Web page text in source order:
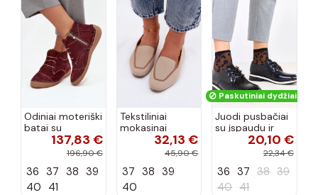
Odiniai moteriški
batai su
siūlėmis, pilies
tipo, Artiker
spalvos
137,83 €
196,90 €
36 37 38 39
40 41
Tekstiliniai
mokasinai
smėlio spalvos
32,13 €
45,90 €
37 38 39
40
Paskutiniai dydžiai!
Juodi pusbačiai
su įspaudu ir
kvadratiniu
priekiu Kerawa
20,10 €
22,34 €
36 37 38 39
40 41